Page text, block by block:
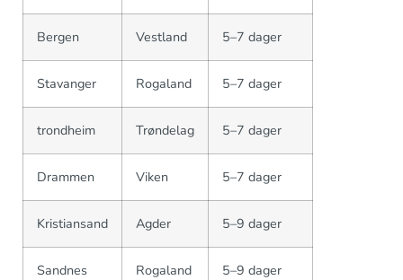
Bergen Vestland 5–7 dager
Stavanger Rogaland 5–7 dager
trondheim Trøndelag 5–7 dager
Drammen Viken 5–7 dager
Kristiansand Agder 5–9 dager
Sandnes Rogaland 5–9 dager